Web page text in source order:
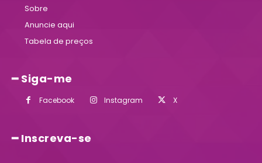
Sobre
Anuncie aqui
Tabela de preços
━ Siga-me
Facebook Instagram X
━ Inscreva-se